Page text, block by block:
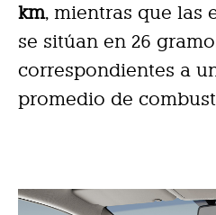
km, mientras que las
se sitúan en 26
correspondientes a
promedio de